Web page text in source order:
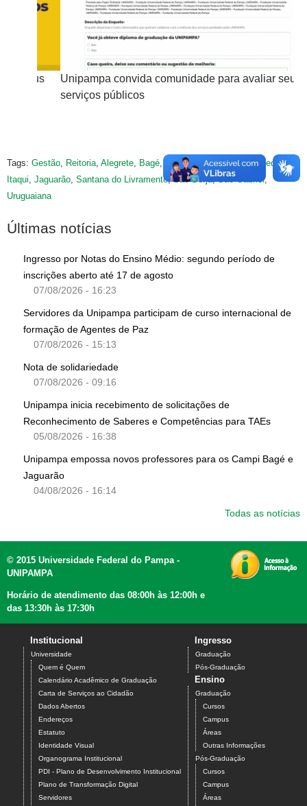
Unipampa convida comunidade para avaliar seus
serviços públicos
Tags: Gestão, Reitoria, Alegrete, Bagé, Caçapava do Sul,Dom Pedrito,
Itaqui, Jaguarão, Santana do Livramento,São Borja,São Gabriel,
Uruguaiana
Últimas notícias
Ingresso por Notas do Ensino Médio: segundo período de
inscrições aberto até 17 de agosto
07/08/2026 - 16:23
Servidores da Unipampa participam de curso internacional de
formação de Agentes de Paz
07/08/2026 - 15:13
Nota de solidariedade
07/08/2026 - 09:16
Unipampa inicia recebimento de solicitações de
Reconhecimento de Saberes e Competências para TAEs
05/08/2026 - 16:38
Unipampa empossa novos professores para os Campi Bagé e
Jaguarão
04/08/2026 - 16:14
Todas as notícias
© 2015 Universidade Federal do Pampa -
UNIPAMPA
Horário de atendimento das 08:00h às 12:00h e
das 13:30h às 17:30h
Institucional
Universidade
Quem é Quem
Calendário Acadêmico de Graduação
Carta de Serviços ao Cidadão
Dados Abertos
Endereços
Estatuto
Identidade Visual
Organograma Institucional
PDI - Plano de Desenvolvimento Institucional
Plano de Transformação Digital
Servidores
Ingresso
Graduação
Pós-Graduação
Ensino
Graduação
Cursos
Campus
Áreas
Outras Informações
Pós-Graduação
Cursos
Campus
Áreas